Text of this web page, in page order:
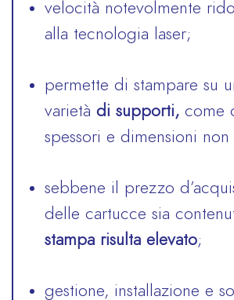
velocità notevolmente
alla tecnologia laser;
permette di stampare su
varietà di supporti, come
spessori e dimensioni
sebbene il prezzo
delle cartucce sia
stampa risulta elevato;
gestione, installazione e